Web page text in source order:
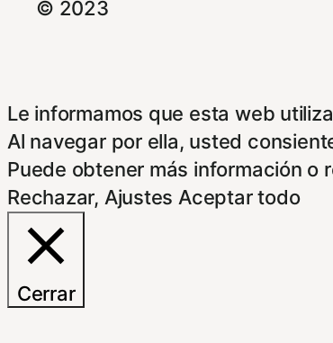
© 2023
Le informamos que esta web
Al navegar por ella, usted
Puede obtener más información o
Rechazar, Ajustes Aceptar todo
Cerrar